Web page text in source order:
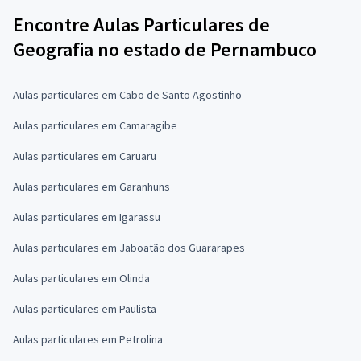
Encontre Aulas Particulares de
Geografia no estado de Pernambuco
Aulas particulares em Cabo de Santo Agostinho
Aulas particulares em Camaragibe
Aulas particulares em Caruaru
Aulas particulares em Garanhuns
Aulas particulares em Igarassu
Aulas particulares em Jaboatão dos Guararapes
Aulas particulares em Olinda
Aulas particulares em Paulista
Aulas particulares em Petrolina